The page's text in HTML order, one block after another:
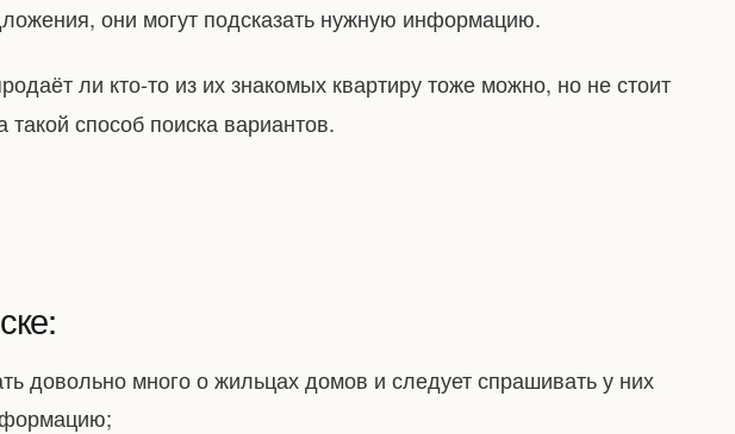
они могут подсказать нужную информацию.
ли кто-то из их знакомых квартиру тоже можно, но не стоит
такой способ поиска вариантов.
довольно много о жильцах домов и следует спрашивать у них